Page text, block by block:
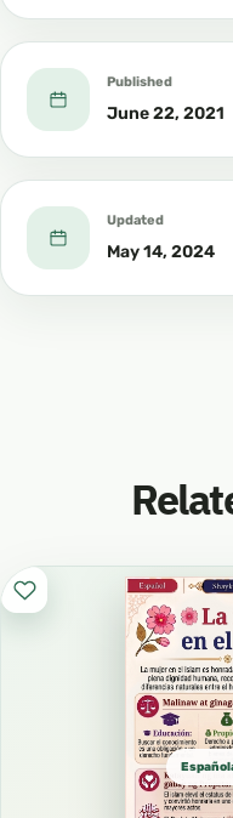
Published
June 22, 2021
Updated
May 14, 2024